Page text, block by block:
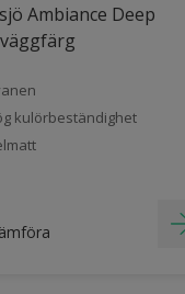
Ambiance Deep
kulörbeständighet